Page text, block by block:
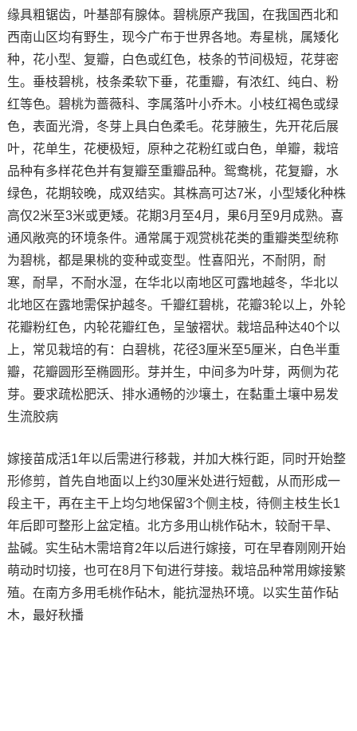
缘具粗锯齿，叶基部有腺体。碧桃原产我国，在我国西北和
西南山区均有野生，现今广布于世界各地。寿星桃，属矮化
种，花小型、复瓣，白色或红色，枝条的节间极短，花芽密
生。垂枝碧桃，枝条柔软下垂，花重瓣，有浓红、纯白、粉
红等色。碧桃为蔷薇科、李属落叶小乔木。小枝红褐色或绿
色，表面光滑，冬芽上具白色柔毛。花芽腋生，先开花后展
叶，花单生，花梗极短，原种之花粉红或白色，单瓣，栽培
品种有多样花色并有复瓣至重瓣品种。鸳鸯桃，花复瓣，水
绿色，花期较晚，成双结实。其株高可达7米，小型矮化种株
高仅2米至3米或更矮。花期3月至4月，果6月至9月成熟。喜
通风敞亮的环境条件。通常属于观赏桃花类的重瓣类型统称
为碧桃，都是果桃的变种或变型。性喜阳光，不耐阴，耐
寒，耐旱，不耐水湿，在华北以南地区可露地越冬，华北以
北地区在露地需保护越冬。千瓣红碧桃，花瓣3轮以上，外轮
花瓣粉红色，内轮花瓣红色，呈皱褶状。栽培品种达40个以
上，常见栽培的有：白碧桃，花径3厘米至5厘米，白色半重
瓣，花瓣圆形至椭圆形。芽并生，中间多为叶芽，两侧为花
芽。要求疏松肥沃、排水通畅的沙壤土，在黏重土壤中易发
生流胶病
嫁接苗成活1年以后需进行移栽，并加大株行距，同时开始整
形修剪，首先自地面以上约30厘米处进行短截，从而形成一
段主干，再在主干上均匀地保留3个侧主枝，待侧主枝生长1
年后即可整形上盆定植。北方多用山桃作砧木，较耐干旱、
盐碱。实生砧木需培育2年以后进行嫁接，可在早春刚刚开始
萌动时切接，也可在8月下旬进行芽接。栽培品种常用嫁接繁
殖。在南方多用毛桃作砧木，能抗湿热环境。以实生苗作砧
木，最好秋播